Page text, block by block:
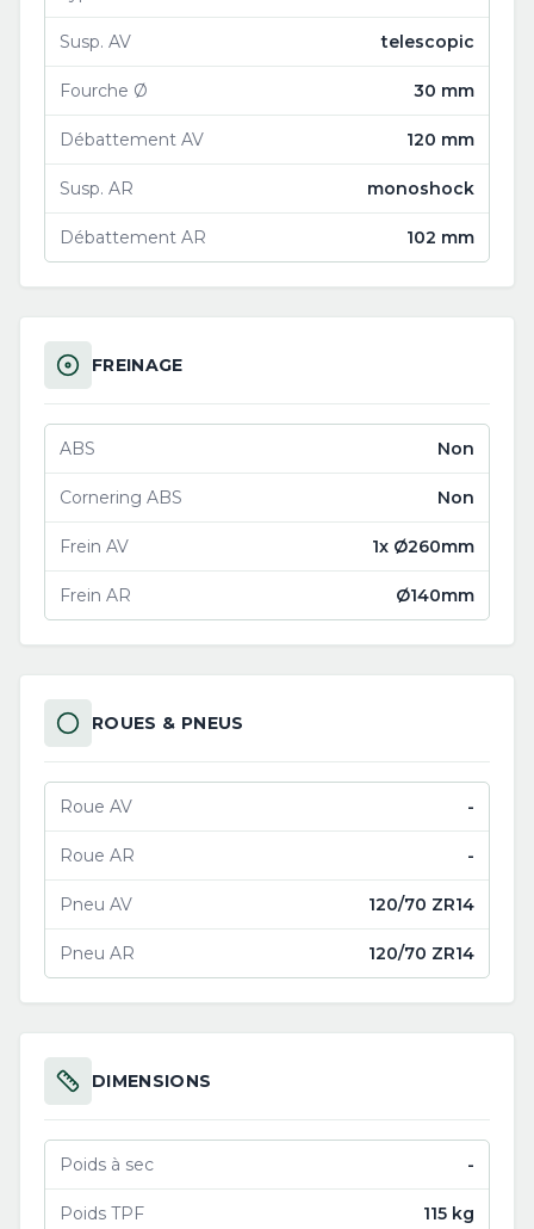
Susp. AV telescopic
Fourche Ø 30 mm
Débattement AV 120 mm
Susp. AR monoshock
Débattement AR 102 mm
FREINAGE
ABS Non
Cornering ABS Non
Frein AV 1x Ø260mm
Frein AR Ø140mm
ROUES & PNEUS
Roue AV -
Roue AR -
Pneu AV 120/70 ZR14
Pneu AR 120/70 ZR14
DIMENSIONS
Poids à sec -
Poids TPF 115 kg